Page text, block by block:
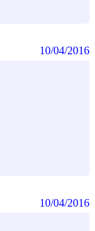
10/04/2016
10/04/2016